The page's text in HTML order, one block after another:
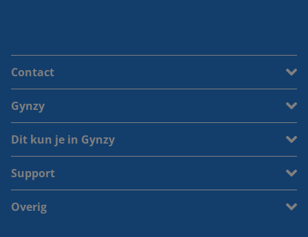
Contact
Gynzy
Dit kun je in Gynzy
Support
Overig